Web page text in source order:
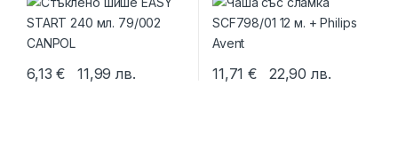
6,13€ 11,99лв. 11,71€ 22,90лв.